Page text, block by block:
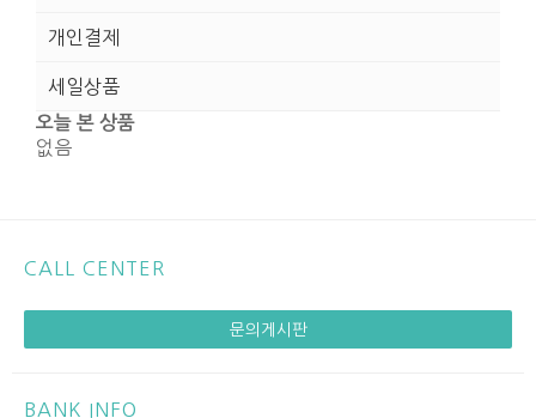
개인결제
세일상품
오늘 본 상품
없음
CALL CENTER
문의게시판
BANK INFO